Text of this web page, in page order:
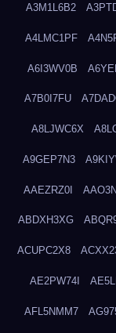
A3M1L6B2
A4LMC1PF
A6I3WV0B
A7B0I7FU
A8LJWC6X
A9GEP7N3
AAEZRZ0I
ABDXH3XG
ACUPC2X8
AE2PW74I
AFL5NMM7